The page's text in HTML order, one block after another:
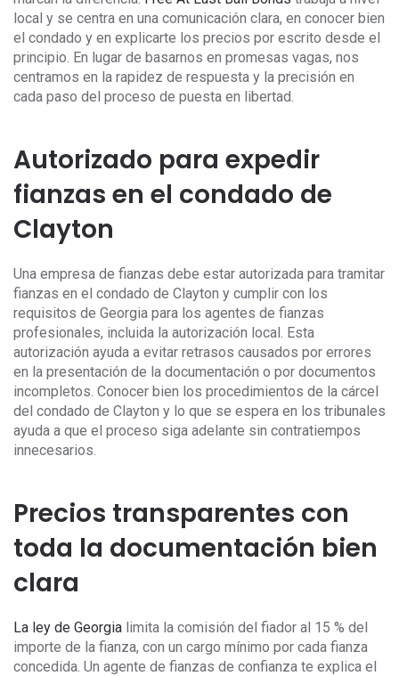
local y se centra en una comunicación clara, en conocer bien
el condado y en explicarte los precios por escrito desde el
principio. En lugar de basarnos en promesas vagas, nos
centramos en la rapidez de respuesta y la precisión en
cada paso del proceso de puesta en libertad.
Autorizado para expedir
fianzas en el condado de
Clayton
Una empresa de fianzas debe estar autorizada para tramitar
fianzas en el condado de Clayton y cumplir con los
requisitos de Georgia para los agentes de fianzas
profesionales, incluida la autorización local. Esta
autorización ayuda a evitar retrasos causados por errores
en la presentación de la documentación o por documentos
incompletos. Conocer bien los procedimientos de la cárcel
del condado de Clayton y lo que se espera en los tribunales
ayuda a que el proceso siga adelante sin contratiempos
innecesarios.
Precios transparentes con
toda la documentación bien
clara
La ley de Georgia limita la comisión del fiador al 15 % del
importe de la fianza, con un cargo mínimo por cada fianza
concedida. Un agente de fianzas de confianza te explica el